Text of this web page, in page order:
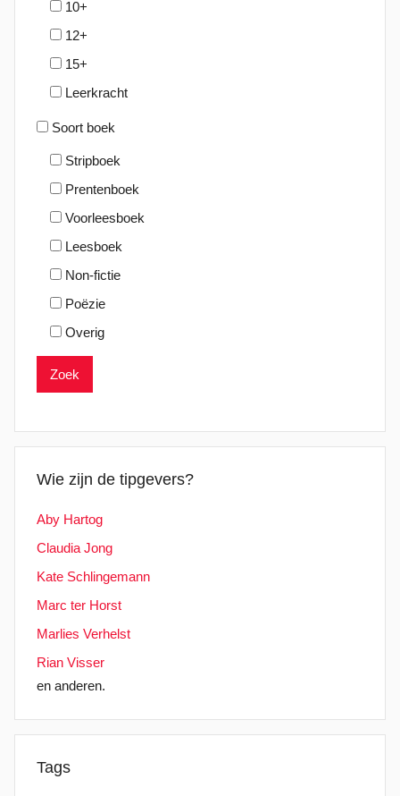
10+
12+
15+
Leerkracht
Soort boek
Stripboek
Prentenboek
Voorleesboek
Leesboek
Non-fictie
Poëzie
Overig
Wie zijn de tipgevers?
Aby Hartog
Claudia Jong
Kate Schlingemann
Marc ter Horst
Marlies Verhelst
Rian Visser
en anderen.
Tags